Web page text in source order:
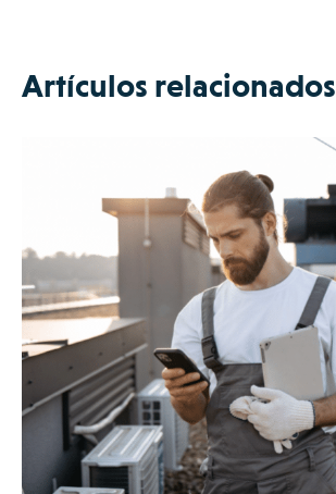
Artículos relacionados